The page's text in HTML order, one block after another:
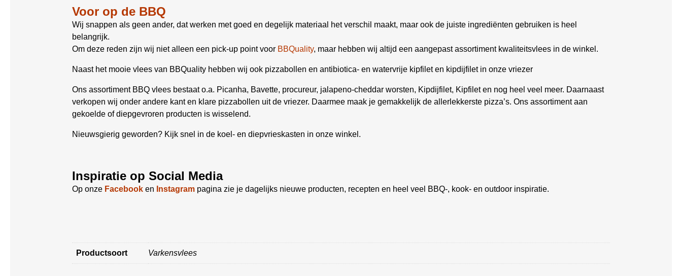
Voor op de BBQ
Wij snappen als geen ander, dat werken met goed en degelijk materiaal het verschil maakt, maar ook de juiste ingrediënten gebruiken is heel
belangrijk.
Om deze reden zijn wij niet alleen een pick-up point voor BBQuality, maar hebben wij altijd een aangepast assortiment kwaliteitsvlees in de winkel.
Naast het mooie vlees van BBQuality hebben wij ook pizzabollen en antibiotica- en watervrije kipfilet en kipdijfilet in onze vriezer
Ons assortiment BBQ vlees bestaat o.a. Picanha, Bavette, procureur, jalapeno-cheddar worsten, Kipdijfilet, Kipfilet en nog heel veel meer. Daarnaast
verkopen wij onder andere kant en klare pizzabollen uit de vriezer. Daarmee maak je gemakkelijk de allerlekkerste pizza’s. Ons assortiment aan
gekoelde of diepgevroren producten is wisselend.
Nieuwsgierig geworden? Kijk snel in de koel- en diepvrieskasten in onze winkel.
Inspiratie op Social Media
Op onze Facebook en Instagram pagina zie je dagelijks nieuwe producten, recepten en heel veel BBQ-, kook- en outdoor inspiratie.
Productsoort Varkensvlees